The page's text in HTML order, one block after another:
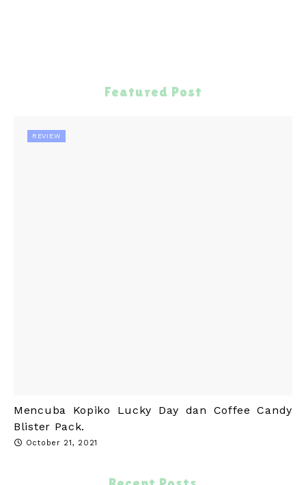
Featured Post
REVIEW
Mencuba Kopiko Lucky Day dan Coffee Candy
Blister Pack.
October 21, 2021